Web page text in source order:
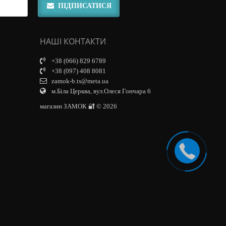
ПІДПИСАТИСЯ
НАШІ КОНТАКТИ
+38 (066) 829 6789
+38 (097) 408 8081
zamok-b.ts@meta.ua
м.Біла Церква, вул.Олеся Гончара 6
магазин ЗАМОК 🔐 © 2026